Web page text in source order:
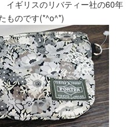
ギリスのリバティー社の60年
ものです(*^o^*)